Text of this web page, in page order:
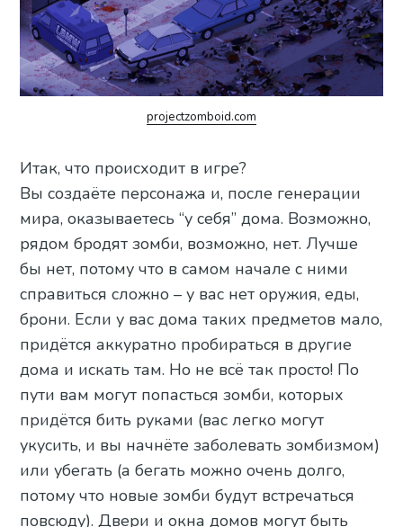
projectzomboid.com
Итак, что происходит в игре?
Вы создаёте персонажа и, после генерации
мира, оказываетесь “у себя” дома. Возможно,
рядом бродят зомби, возможно, нет. Лучше
бы нет, потому что в самом начале с ними
справиться сложно – у вас нет оружия, еды,
брони. Если у вас дома таких предметов мало,
придётся аккуратно пробираться в другие
дома и искать там. Но не всё так просто! По
пути вам могут попасться зомби, которых
придётся бить руками (вас легко могут
укусить, и вы начнёте заболевать зомбизмом)
или убегать (а бегать можно очень долго,
потому что новые зомби будут встречаться
повсюду). Двери и окна домов могут быть